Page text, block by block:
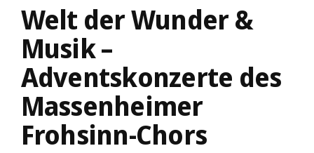
Welt der Wunder &
Musik –
Adventskonzerte des
Massenheimer
Frohsinn-Chors